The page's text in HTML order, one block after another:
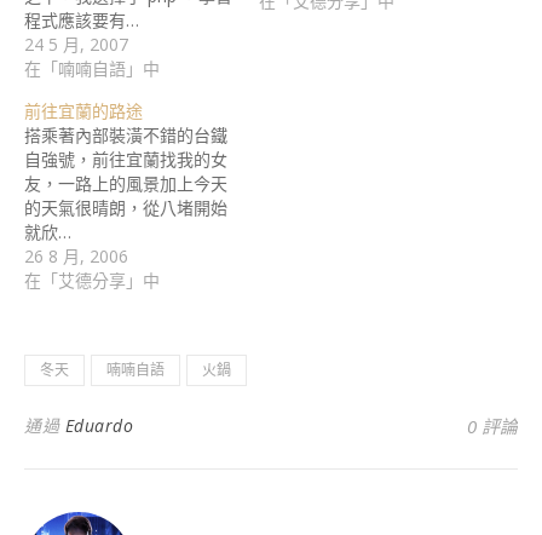
程式應該要有…
24 5 月, 2007
在「喃喃自語」中
前往宜蘭的路途
搭乘著內部裝潢不錯的台鐵
自強號，前往宜蘭找我的女
友，一路上的風景加上今天
的天氣很晴朗，從八堵開始
就欣…
26 8 月, 2006
在「艾德分享」中
冬天 喃喃自語 火鍋
通過 Eduardo 0 評論